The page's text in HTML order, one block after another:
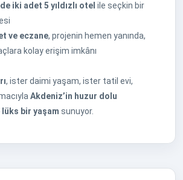
iki adet 5 yıldızlı otel ile seçkin bir
ve eczane, projenin hemen yanında,
kolay erişim imkânı
, ister daimi yaşam, ister tatil evi,
Akdeniz’in huzur dolu
bir yaşam sunuyor.